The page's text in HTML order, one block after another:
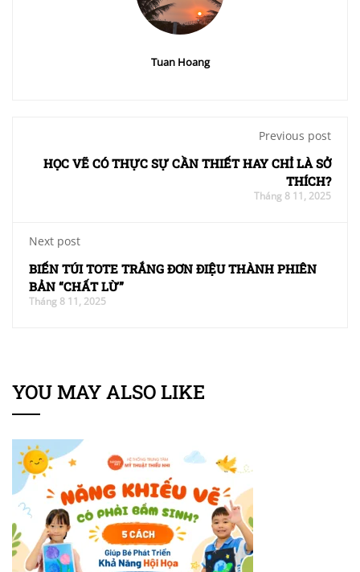
Tuan Hoang
Previous post
HỌC VẼ CÓ THỰC SỰ CẦN THIẾT HAY CHỈ LÀ SỞ
THÍCH?
Tháng 8 11, 2025
Next post
BIẾN TÚI TOTE TRẮNG ĐƠN ĐIỆU THÀNH PHIÊN
BẢN “CHẤT LỪ”
Tháng 8 11, 2025
YOU MAY ALSO LIKE